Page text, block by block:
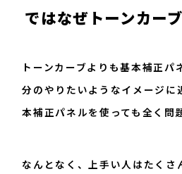
ではなぜトーンカー
トーンカーブよりも基本補正パ
分のやりたいようなイメージに
本補正パネルを使っても全く問
なんとなく、上手い人はたくさ